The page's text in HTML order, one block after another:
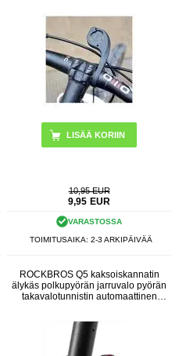
10,95 EUR
9,95 EUR
VARASTOSSA
TOIMITUSAIKA: 2-3 ARKIPÄIVÄÄ
ROCKBROS Q5 kaksoiskannatin
älykäs polkupyörän jarruvalo pyörän
takavalotunnistin automaattinen